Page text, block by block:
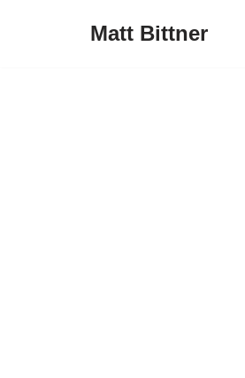
Matt Bittner